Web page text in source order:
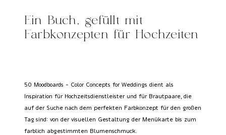
Ein Buch, gefüllt mit
Farbkonzepten für Hochzeiten
50 Moodboards – Color Concepts for Weddings dient als
Inspiration für Hochzeitsdienstleister und für Brautpaare, die
auf der Suche nach dem perfekten Farbkonzept für den großen
Tag sind: von der visuellen Gestaltung der Menükarte bis zum
farblich abgestimmten Blumenschmuck.